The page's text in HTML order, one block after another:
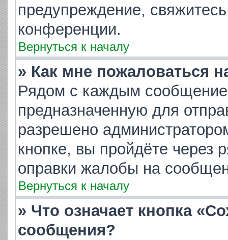
предупреждение,
конференции.
Вернуться к началу
» Как мне пожаловаться
Рядом с каждым
предназначенную для
разрешено
кнопке, вы пройдёте через
оправки жалобы на
Вернуться к началу
» Что означает кнопка
сообщения?